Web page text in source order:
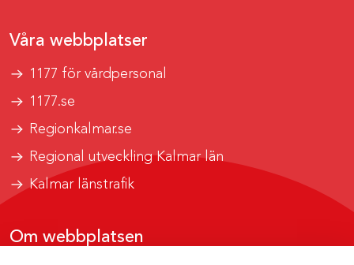
Våra webbplatser
1177 för vårdpersonal
1177.se
Regionkalmar.se
Regional utveckling Kalmar län
Kalmar länstrafik
Om webbplatsen